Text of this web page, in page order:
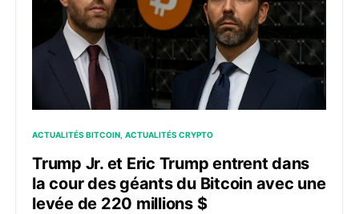
ACTUALITÉS BITCOIN ACTUALITÉS CRYPTO
Trump Jr. et Eric Trump entrent dans
la cour des géants du Bitcoin avec une
levée de 220 millions $